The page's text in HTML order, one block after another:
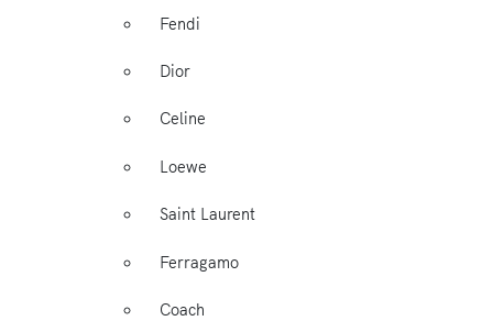
Fendi
Dior
Celine
Loewe
Saint Laurent
Ferragamo
Coach